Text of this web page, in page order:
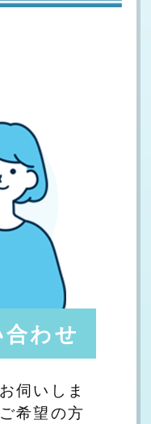
わせ
伺いしま
希望の方